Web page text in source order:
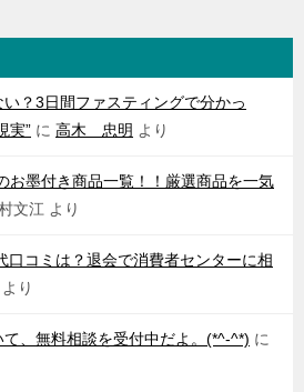
？3日間ファスティングで分かっ
実” に 高木 忠明 より
お墨付き商品一覧！！厳選商品を一気
文江 より
口コミは？退会で消費者センターに相
より
、無料相談を受付中だよ。(*^-^*) に